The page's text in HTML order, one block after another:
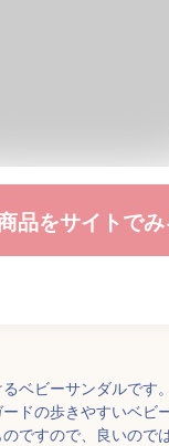
品をサイトで
ベビーサンダルです
ドの歩きやすいベビ
ですので、良いので